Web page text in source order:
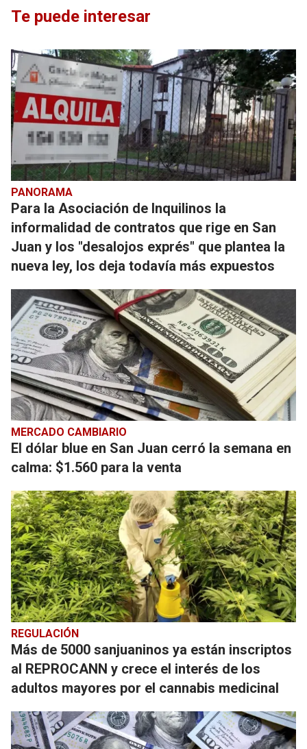
Te puede interesar
PANORAMA
Para la Asociación de Inquilinos la
informalidad de contratos que rige en San
Juan y los "desalojos exprés" que plantea la
nueva ley, los deja todavía más expuestos
MERCADO CAMBIARIO
El dólar blue en San Juan cerró la semana en
calma: $1.560 para la venta
REGULACIÓN
Más de 5000 sanjuaninos ya están inscriptos
al REPROCANN y crece el interés de los
adultos mayores por el cannabis medicinal